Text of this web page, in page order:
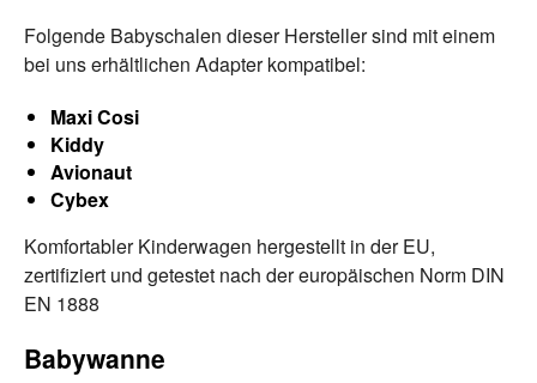
Folgende Babyschalen dieser Hersteller sind mit einem
bei uns erhältlichen Adapter kompatibel:
Maxi Cosi
Kiddy
Avionaut
Cybex
Komfortabler Kinderwagen hergestellt in der EU,
zertifiziert und getestet nach der europäischen Norm DIN
EN 1888
Babywanne